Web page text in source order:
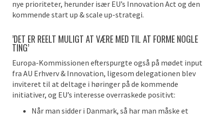
nye prioriteter, herunder især EU’s Innovation Act og den
kommende start up & scale up-strategi.
’DET ER REELT MULIGT AT VÆRE MED TIL AT FORME NOGLE
TING’
Europa-Kommissionen efterspurgte også på mødet input
fra AU Erhverv & Innovation, ligesom delegationen blev
inviteret til at deltage i høringer på de kommende
initiativer, og EU’s interesse overraskede positivt:
Når man sidder i Danmark, så har man måske et